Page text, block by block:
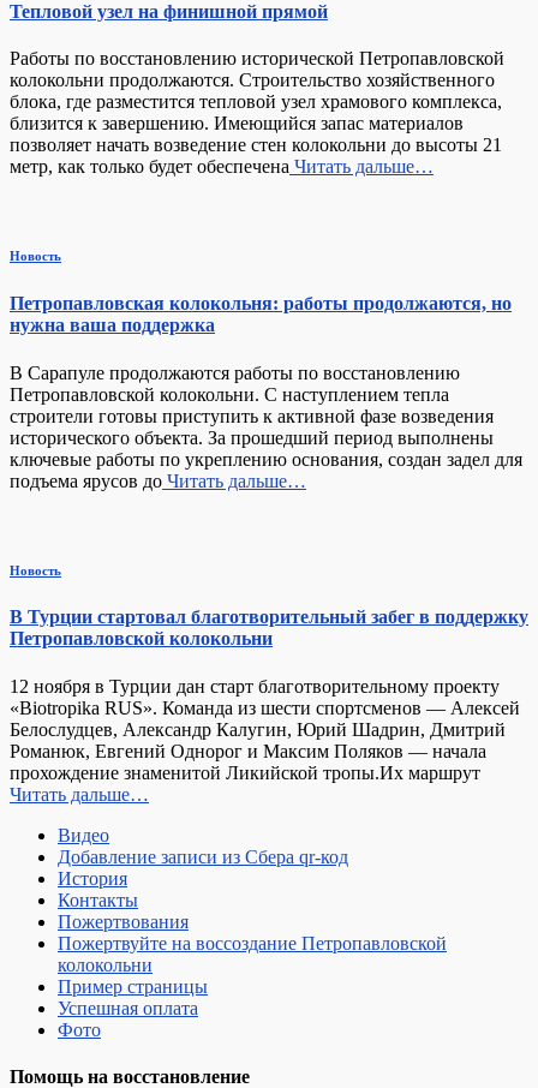
Тепловой узел на финишной прямой
Работы по восстановлению исторической Петропавловской
колокольни продолжаются. Строительство хозяйственного
блока, где разместится тепловой узел храмового комплекса,
близится к завершению. Имеющийся запас материалов
позволяет начать возведение стен колокольни до высоты 21
метр, как только будет обеспечена Читать дальше…
Новость
Петропавловская колокольня: работы продолжаются, но
нужна ваша поддержка
В Сарапуле продолжаются работы по восстановлению
Петропавловской колокольни. С наступлением тепла
строители готовы приступить к активной фазе возведения
исторического объекта. За прошедший период выполнены
ключевые работы по укреплению основания, создан задел для
подъема ярусов до Читать дальше…
Новость
В Турции стартовал благотворительный забег в поддержку
Петропавловской колокольни
12 ноября в Турции дан старт благотворительному проекту
«Biotropika RUS». Команда из шести спортсменов — Алексей
Белослудцев, Александр Калугин, Юрий Шадрин, Дмитрий
Романюк, Евгений Однорог и Максим Поляков — начала
прохождение знаменитой Ликийской тропы.Их маршрут
Читать дальше…
Видео
Добавление записи из Сбера qr-код
История
Контакты
Пожертвования
Пожертвуйте на воссоздание Петропавловской
колокольни
Пример страницы
Успешная оплата
Фото
Помощь на восстановление